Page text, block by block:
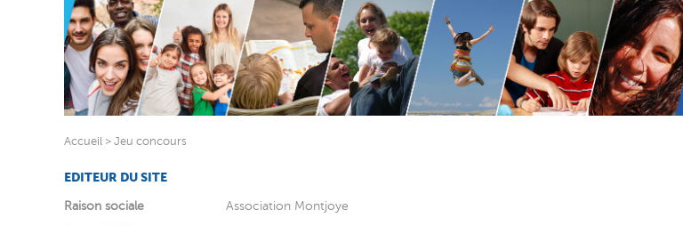
Accueil > Jeu concours
EDITEUR DU SITE
Raison sociale Association Montjoye